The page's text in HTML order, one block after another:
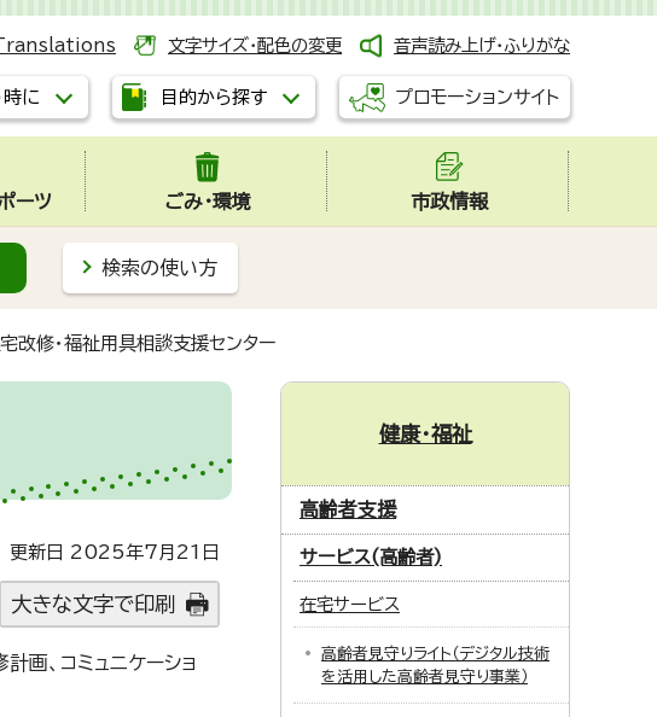
文字サイズ・配色の変更 音声読み上げ・ふりがな
時に 目的から探す プロモーションサイト
ーツ ごみ・環境 市政情報
検索の使い方
改修・福祉用具相談支援センター
新日 2025年7月21日
大きな文字で印刷
画、コミュニケーショ
健康・福祉
高齢者支援
サービス(高齢者)
在宅サービス
高齢者見守りライト（デジタル技術
を活用した高齢者見守り事業）